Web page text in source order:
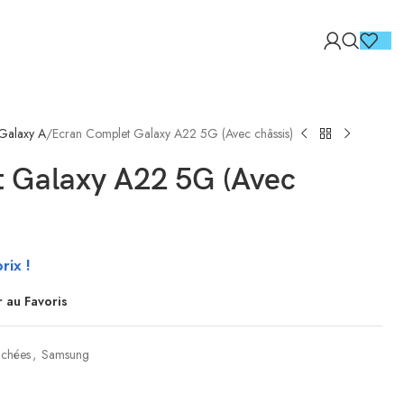
IMAC PIECE
A Ecran Complet Galaxy A22 5G (Avec châssis)
Galaxy A22 5G (Avec
!
Favoris
, Samsung